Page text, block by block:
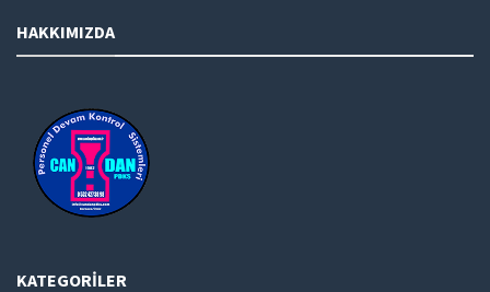
HAKKIMIZDA
KATEGORILER